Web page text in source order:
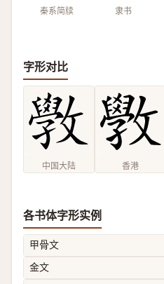
秦系简牍 隶书
字形对比
中国大陆 香港
各书体字形实例
甲骨文
金文